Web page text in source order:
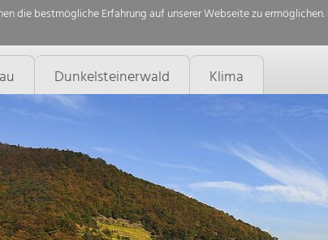
die bestmögliche Erfahrung auf unserer Webseite zu
Dunkelsteinerwald Klima